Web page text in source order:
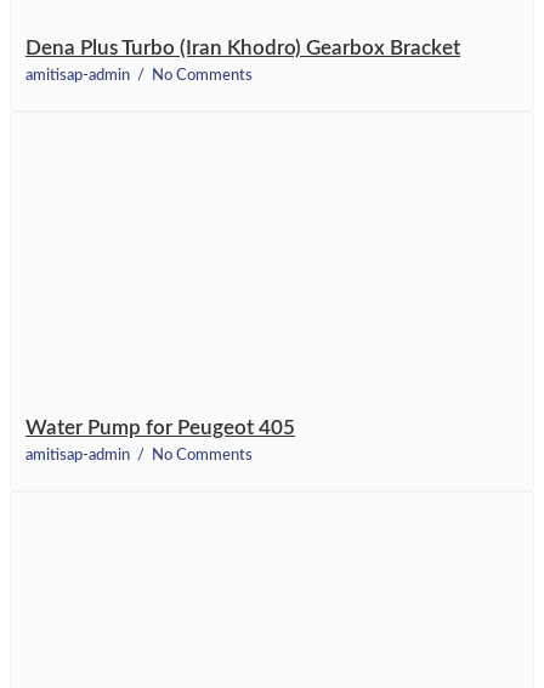
Dena Plus Turbo (Iran Khodro) Gearbox Bracket
amitisap-admin No Comments
Water Pump for Peugeot 405
amitisap-admin No Comments